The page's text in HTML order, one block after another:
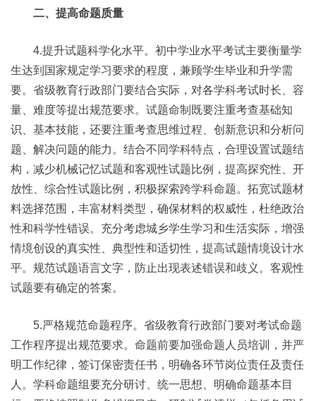
二、提高命题质量
4.提升试题科学化水平。初中学业水平考试主要衡量学
生达到国家规定学习要求的程度，兼顾学生毕业和升学需
要。省级教育行政部门要结合实际，对各学科考试时长、容
量、难度等提出规范要求。试题命制既要注重考查基础知
识、基本技能，还要注重考查思维过程、创新意识和分析问
题、解决问题的能力。结合不同学科特点，合理设置试题结
构，减少机械记忆试题和客观性试题比例，提高探究性、开
放性、综合性试题比例，积极探索跨学科命题。拓宽试题材
料选择范围，丰富材料类型，确保材料的权威性，杜绝政治
性和科学性错误。充分考虑城乡学生学习和生活实际，增强
情境创设的真实性、典型性和适切性，提高试题情境设计水
平。规范试题语言文字，防止出现表述错误和歧义。客观性
试题要有确定的答案。
5.严格规范命题程序。省级教育行政部门要对考试命题
工作程序提出规范要求。命题前要加强命题人员培训，并严
明工作纪律，签订保密责任书，明确各环节岗位责任及责任
人。学科命题组要充分研讨、统一思想、明确命题基本目